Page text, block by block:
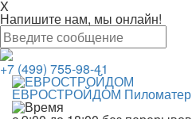
X
Напишите нам, мы онлайн!
+7 (499) 755-98-41
ЕВРОСТРОЙДОМ